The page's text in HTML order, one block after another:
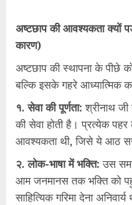
अष्टछाप की आवश्यकता क्यों
कारण)
अष्टछाप की स्थापना के पीछे
बल्कि इसके गहरे आध्यात्मिक
१. सेवा की पूर्णता: श्रीनाथ
की सेवा होती है। प्रत्येक पहर
आवश्यकता थी, जिसे ये आठ
२. लोक-भाषा में भक्ति: उस
आम जनमानस तक भक्ति को
साहित्यिक गरिमा देना